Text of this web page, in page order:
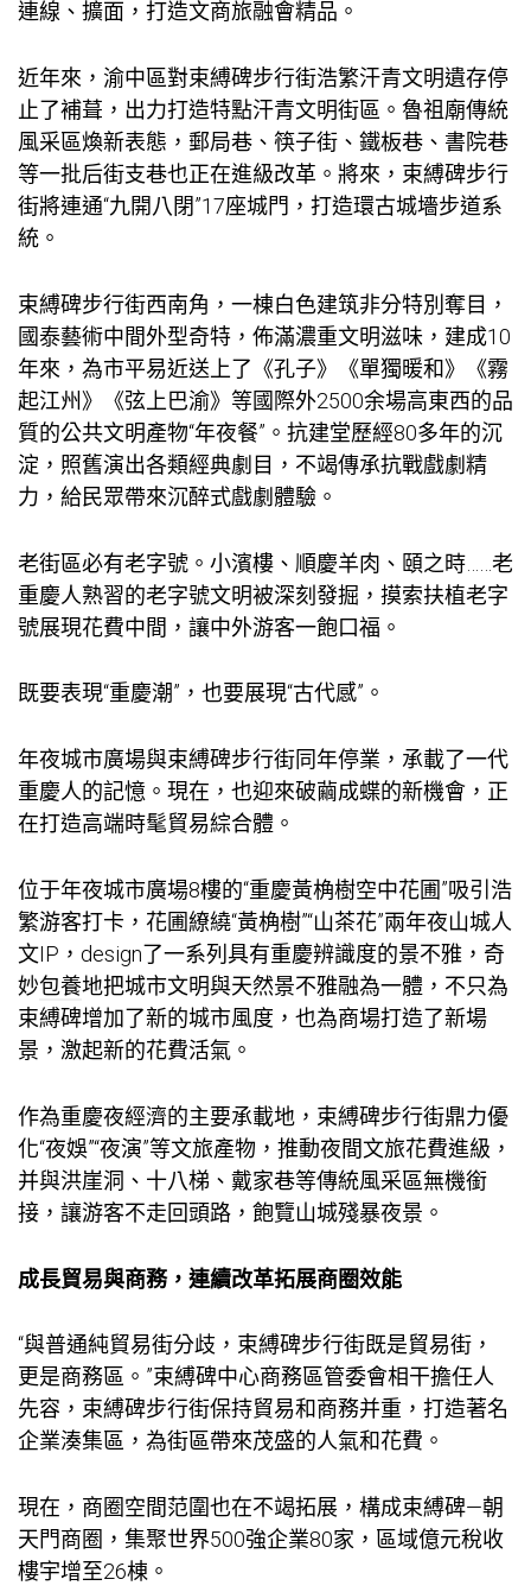
連線、擴面，打造文商旅融會精品。
近年來，渝中區對束縛碑步行街浩繁汗青文明遺存停
止了補葺，出力打造特點汗青文明街區。魯祖廟傳統
風采區煥新表態，郵局巷、筷子街、鐵板巷、書院巷
等一批后街支巷也正在進級改革。將來，束縛碑步行
街將連通“九開八閉”17座城門，打造環古城墻步道系
統。
束縛碑步行街西南角，一棟白色建筑非分特別奪目，
國泰藝術中間外型奇特，佈滿濃重文明滋味，建成10
年來，為市平易近送上了《孔子》《單獨暖和》《霧
起江州》《弦上巴渝》等國際外2500余場高東西的品
質的公共文明產物“年夜餐”。抗建堂歷經80多年的沉
淀，照舊演出各類經典劇目，不竭傳承抗戰戲劇精
力，給民眾帶來沉醉式戲劇體驗。
老街區必有老字號。小濱樓、順慶羊肉、頤之時……老
重慶人熟習的老字號文明被深刻發掘，摸索扶植老字
號展現花費中間，讓中外游客一飽口福。
既要表現“重慶潮”，也要展現“古代感”。
年夜城市廣場與束縛碑步行街同年停業，承載了一代
重慶人的記憶。現在，也迎來破繭成蝶的新機會，正
在打造高端時髦貿易綜合體。
位于年夜城市廣場8樓的“重慶黃桷樹空中花圃”吸引浩
繁游客打卡，花圃繚繞“黃桷樹”“山茶花”兩年夜山城人
文IP，design了一系列具有重慶辨識度的景不雅，奇
妙包養地把城市文明與天然景不雅融為一體，不只為
束縛碑增加了新的城市風度，也為商場打造了新場
景，激起新的花費活氣。
作為重慶夜經濟的主要承載地，束縛碑步行街鼎力優
化“夜娛”“夜演”等文旅產物，推動夜間文旅花費進級，
并與洪崖洞、十八梯、戴家巷等傳統風采區無機銜
接，讓游客不走回頭路，飽覽山城殘暴夜景。
成長貿易與商務，連續改革拓展商圈效能
“與普通純貿易街分歧，束縛碑步行街既是貿易街，
更是商務區。”束縛碑中心商務區管委會相干擔任人
先容，束縛碑步行街保持貿易和商務并重，打造著名
企業湊集區，為街區帶來茂盛的人氣和花費。
現在，商圈空間范圍也在不竭拓展，構成束縛碑—朝
天門商圈，集聚世界500強企業80家，區域億元稅收
樓宇增至26棟。